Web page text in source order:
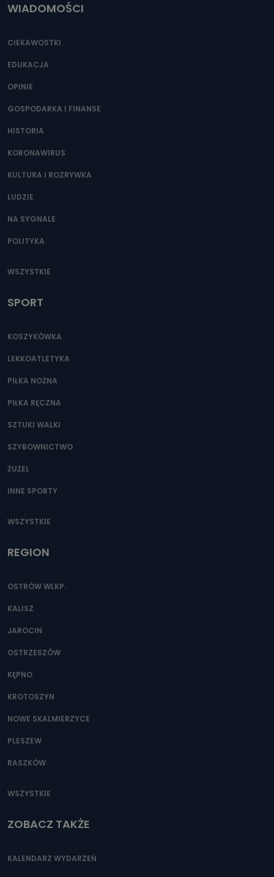
WIADOMOŚCI
CIEKAWOSTKI
EDUKACJA
OPINIE
GOSPODARKA I FINANSE
HISTORIA
KORONAWIRUS
KULTURA I ROZRYWKA
LUDZIE
NA SYGNALE
POLITYKA
WSZYSTKIE
SPORT
KOSZYKÓWKA
LEKKOATLETYKA
PIŁKA NOŻNA
PIŁKA RĘCZNA
SZTUKI WALKI
SZYBOWNICTWO
ŻUŻEL
INNE SPORTY
WSZYSTKIE
REGION
OSTRÓW WLKP.
KALISZ
JAROCIN
OSTRZESZÓW
KĘPNO
KROTOSZYN
NOWE SKALMIERZYCE
PLESZEW
RASZKÓW
WSZYSTKIE
ZOBACZ TAKŻE
KALENDARZ WYDARZEŃ